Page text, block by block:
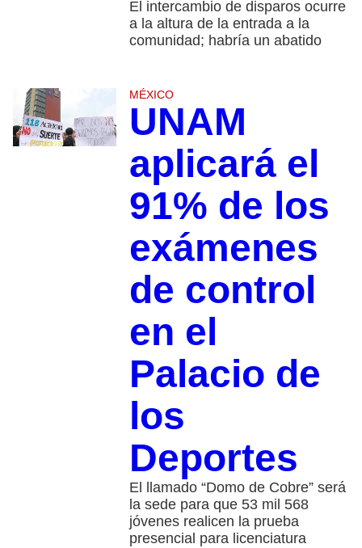
El intercambio de disparos ocurre
a la altura de la entrada a la
comunidad; habría un abatido
MÉXICO
UNAM
aplicará el
91% de los
exámenes
de control
en el
Palacio de
los
Deportes
El llamado “Domo de Cobre” será
la sede para que 53 mil 568
jóvenes realicen la prueba
presencial para licenciatura